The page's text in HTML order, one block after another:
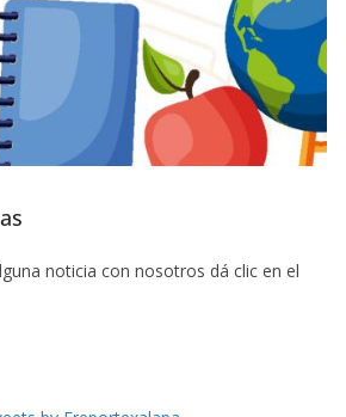
noticia con nosotros dá clic en el